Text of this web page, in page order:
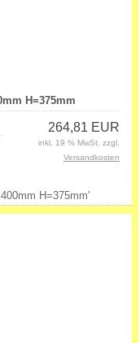
H=375mm
264,81 EUR
inkl. 19 % MwSt. zzgl.
Versandkosten